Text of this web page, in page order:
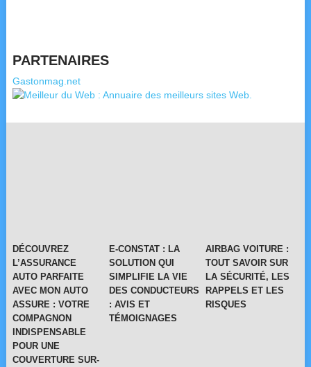
PARTENAIRES
Gastonmag.net
DÉCOUVREZ
L’ASSURANCE
AUTO PARFAITE
AVEC MON AUTO
ASSURE : VOTRE
COMPAGNON
INDISPENSABLE
POUR UNE
COUVERTURE SUR-
E-CONSTAT : LA
SOLUTION QUI
SIMPLIFIE LA VIE
DES CONDUCTEURS
: AVIS ET
TÉMOIGNAGES
AIRBAG VOITURE :
TOUT SAVOIR SUR
LA SÉCURITÉ, LES
RAPPELS ET LES
RISQUES